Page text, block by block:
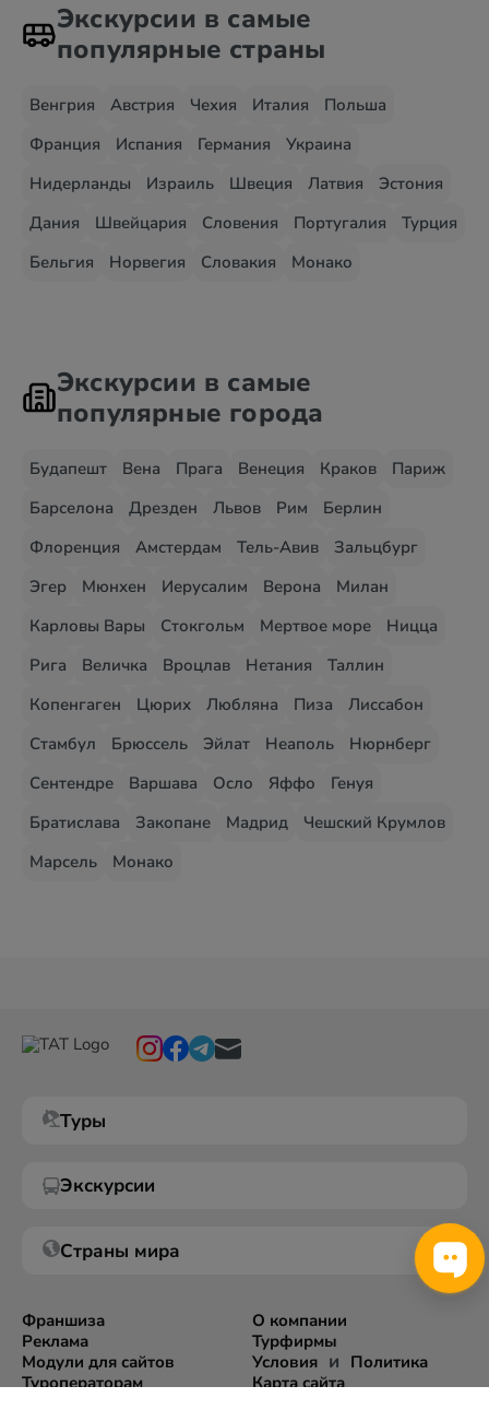
Экскурсии в самые
популярные страны
Венгрия Австрия Чехия Италия
Польша
Франция
Испания Германия
Украина
Нидерланды
Израиль Швеция Латвия
Эстония
Дания
Швейцария Словения Португалия
Турция
Бельгия
Норвегия Словакия Монако
Экскурсии в самые
популярные города
Будапешт Вена Прага Венеция Краков
Париж
Барселона
Дрезден Львов Рим
Берлин
Флоренция
Амстердам Тель-Авив
Зальцбург
Эгер
Мюнхен Иерусалим Верона
Милан
Карловы Вары
Стокгольм Мертвое море
Ницца
Рига
Величка Вроцлав Нетания
Таллин
Копенгаген
Цюрих Любляна Пиза
Лиссабон
Стамбул
Брюссель Эйлат Неаполь
Нюрнберг
Сентендре
Варшава Осло Яффо
Генуя
Братислава
Закопане Мадрид
Чешский Крумлов
Марсель
Монако
Туры
Экскурсии
Страны мира
Франшиза
Реклама
Модули для сайтов
Туроператорам
О компании
Турфирмы
Условияи Политика
Карта сайта